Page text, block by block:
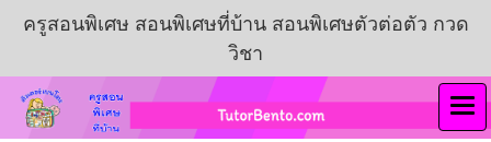
ครูสอนพิเศษ สอนพิเศษที่บ้าน สอนพิเศษตัวต่อตัว กวด
วิชา